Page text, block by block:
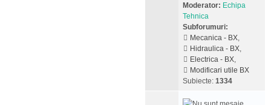
Moderator: Echipa
Tehnica
Subforumuri:
Mecanica - BX,
Hidraulica - BX,
Electrica - BX,
Modificari utile BX
Subiecte: 1334